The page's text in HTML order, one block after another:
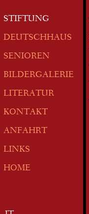
STIFTUNG
DEUTSCHHAUS
SENIOREN
BILDERGALERIE
LITERATUR
KONTAKT
ANFAHRT
LINKS
HOME